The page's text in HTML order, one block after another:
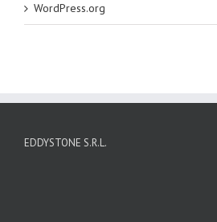
WordPress.org
EDDYSTONE S.R.L.